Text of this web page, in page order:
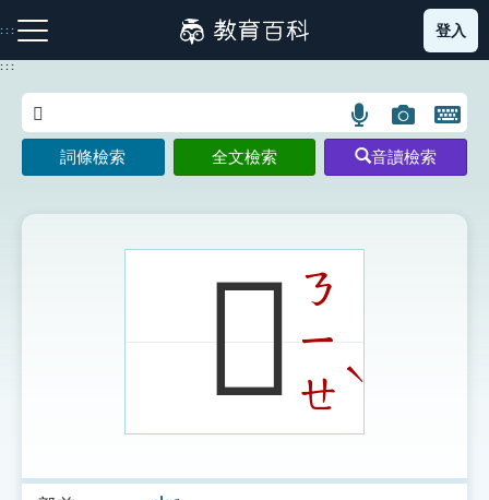
到
主
:::
注音索引圖示 筆畫索引圖示 部首索引表圖示
登入
:::
語
言
搜
示
圖
片
搜
開
鍵
圖
詞條檢索 全文檢索 音讀檢索
𡿗ㄋ
ㄧ
ㄝ
ˋ